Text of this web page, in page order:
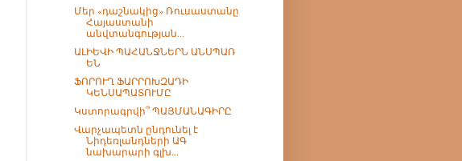
Մեր «դաշնակից» Ռուսաստանը
Հայաստանի
անվտանգության...
ԱԼԻԵՎԻ ՊԱՀԱՆՋՆԵՐՆ ԱՆՍՊԱՌ
ԵՆ
ՖՈՐՈՒՂ ՖԱՐՐՈԽԶԱԴԻ
ԿԵՆՍԱՊԱՏՈՒՄԸ
Կստորագրվի՞ ՊԱՅՄԱՆԱԳԻՐԸ
Վարչապետն ընդունել է
Նիդեռլանդների ԱԳ
նախարարի գլխ...